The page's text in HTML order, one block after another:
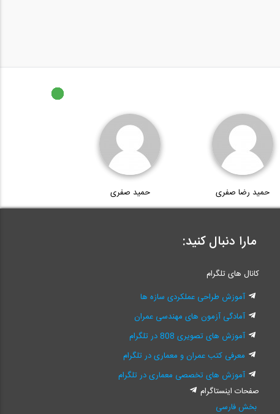
حمید رضا صفری حمید صفری
مارا دنبال کنید:
کانال های تلگرام
آموزش طراحی عملکردی سازه ها
آمادگی آزمون های مهندسی عمران
آموزش های تصویری 808 در تلگرام
معرفی کتب عمران و معماری در تلگرام
آموزش های تخصصی معماری در تلگرام
صفحات اینستاگرام
بخش فارسی